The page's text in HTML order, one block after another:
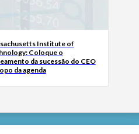
Institute of
Coloque o
da sucessão do CEO
da agenda